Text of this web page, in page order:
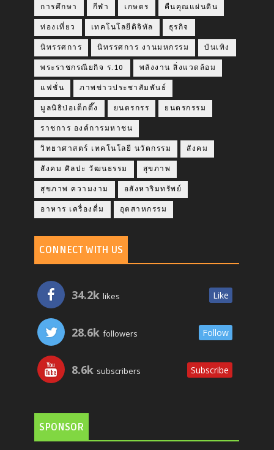
การศึกษา กีฬา เกษตร คืนคุณแผ่นดิน
ท่องเที่ยว เทคโนโลยีดิจิทัล ธุรกิจ
นิทรรศการ นิทรรศการ งานมหกรรม บันเทิง
พระราชกรณียกิจ ร.10 พลังงาน สิ่งแวดล้อม
แฟชั่น ภาพข่าวประชาสัมพันธ์
มูลนิธิป่อเต็กตึ๊ง ยนตรกรร ยนตรกรรม
ราชการ องค์การมหาชน
วิทยาศาสตร์ เทคโนโลยี นวัตกรรม สังคม
สังคม ศิลปะ วัฒนธรรม สุขภาพ
สุขภาพ ความงาม อสังหาริมทรัพย์
อาหาร เครื่องดื่ม อุตสาหกรรม
CONNECT WITH US
34.2k likes Like
28.6k followers Follow
8.6k subscribers Subscribe
SPONSOR